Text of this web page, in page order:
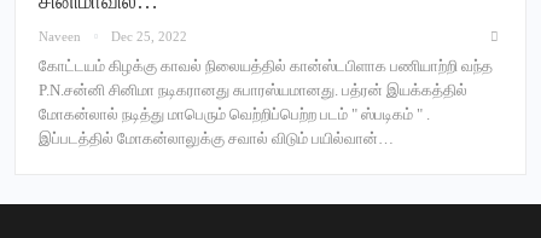
Naveen Dec 25, 2022
கோட்டயம் கிழக்கு காவல் நிலையத்தில் கான்ஸ்டபிளாக பணியாற்றி வந்த
P.N.சன்னி சினிமா நடிகரானது சுபாரஸ்யமானது. பத்ரன் இயக்கத்தில்
மோகன்லால் நடித்து மாபெரும் வெற்றிப்பெற்ற படம் " ஸ்படிகம் " .
இப்படத்தில் மோகன்லாலுக்கு சவால் விடும் பயில்வான்…